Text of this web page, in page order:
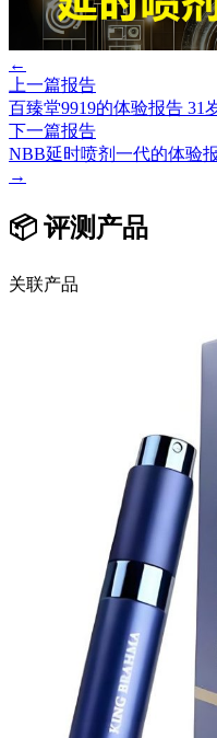
←
上一篇报告
百臻堂9919的体验报告 31
下一篇报告
NBB延时喷剂一代的体验
→
📦 评测产品
关联产品